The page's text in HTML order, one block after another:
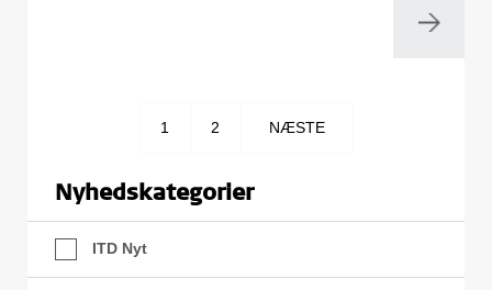
1 2 NÆSTE
Nyhedskategorier
ITD Nyt